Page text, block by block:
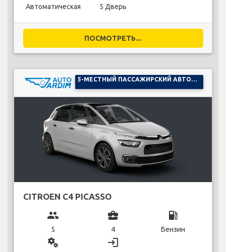
Автоматическая 5 Дверь
ПОСМОТРЕТЬ...
CITROEN C4 PICASSO
group
5
business_center
4
local_gas_station
Бензин
miscellaneous_services login